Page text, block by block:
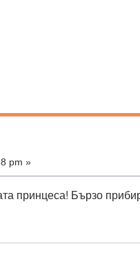
pm »
принцеса! Бързо